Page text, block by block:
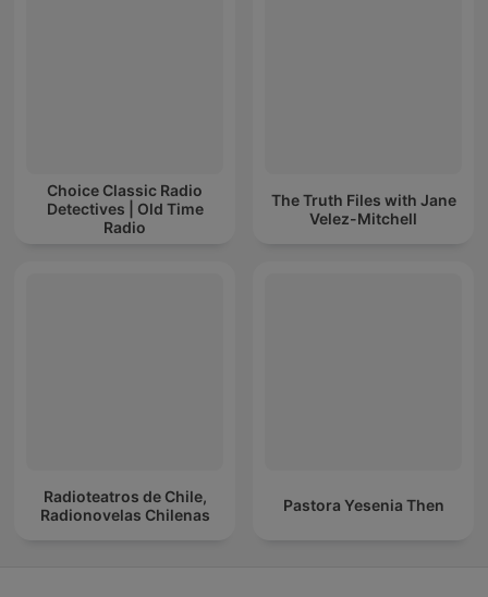
Choice Classic Radio
Detectives | Old Time
Radio
The Truth Files with Jane
Velez-Mitchell
Radioteatros de Chile,
Radionovelas Chilenas
Pastora Yesenia Then